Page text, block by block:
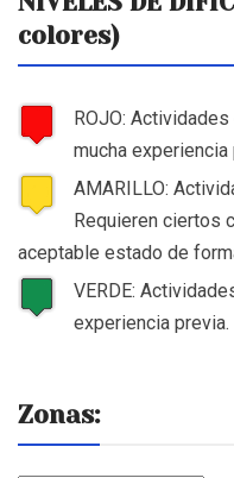
colores)
ROJO:
mucha
AMARILLO:
Requieren ciertos
aceptable estado de
VERDE:
experiencia previa.
Zonas: